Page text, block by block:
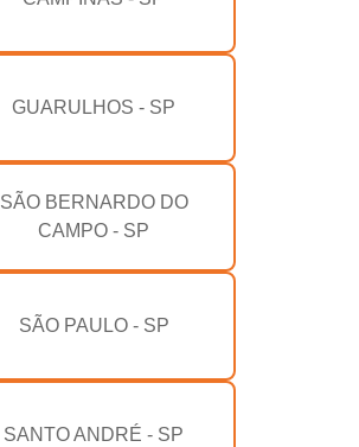
GUARULHOS - SP
SÃO BERNARDO DO
CAMPO - SP
SÃO PAULO - SP
SANTO ANDRÉ - SP